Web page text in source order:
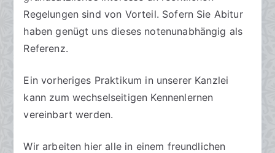
Regelungen sind von Vorteil. Sofern Sie Abitur
haben genügt uns dieses notenunabhängig als
Referenz.
Ein vorheriges Praktikum in unserer Kanzlei
kann zum wechselseitigen Kennenlernen
vereinbart werden.
Wir arbeiten hier alle in einem freundlichen